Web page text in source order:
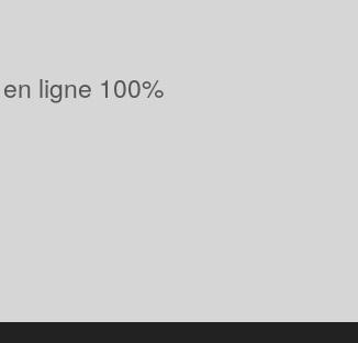
ligne 100%